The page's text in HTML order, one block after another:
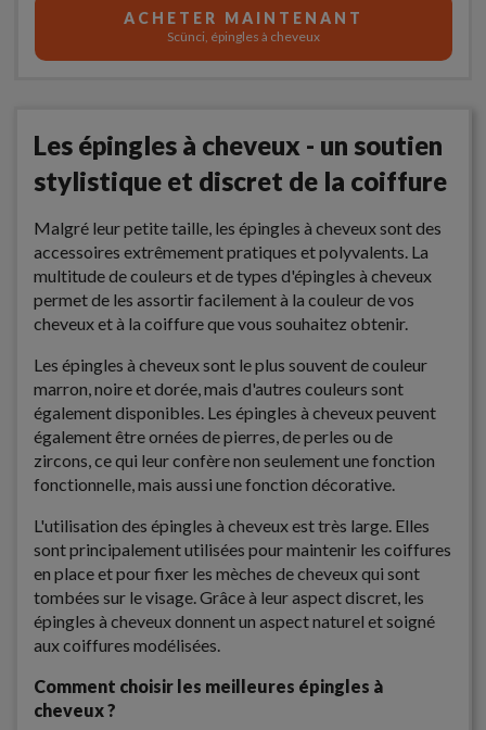
ACHETER MAINTENANT
Scünci, épingles à cheveux
Les épingles à cheveux - un soutien
stylistique et discret de la coiffure
Malgré leur petite taille, les épingles à cheveux sont des
accessoires extrêmement pratiques et polyvalents. La
multitude de couleurs et de types d'épingles à cheveux
permet de les assortir facilement à la couleur de vos
cheveux et à la coiffure que vous souhaitez obtenir.
Les épingles à cheveux sont le plus souvent de couleur
marron, noire et dorée, mais d'autres couleurs sont
également disponibles. Les épingles à cheveux peuvent
également être ornées de pierres, de perles ou de
zircons, ce qui leur confère non seulement une fonction
fonctionnelle, mais aussi une fonction décorative.
L'utilisation des épingles à cheveux est très large. Elles
sont principalement utilisées pour maintenir les coiffures
en place et pour fixer les mèches de cheveux qui sont
tombées sur le visage. Grâce à leur aspect discret, les
épingles à cheveux donnent un aspect naturel et soigné
aux coiffures modélisées.
Comment choisir les meilleures épingles à
cheveux ?